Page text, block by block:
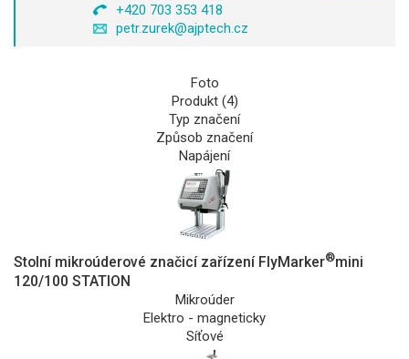
+420 703 353 418
petr.zurek@ajptech.cz
Foto
Produkt (4)
Typ značení
Způsob značení
Napájení
Stolní mikroúderové značicí zařízení FlyMarker®mini
120/100 STATION
Mikroúder
Elektro - magneticky
Síťové